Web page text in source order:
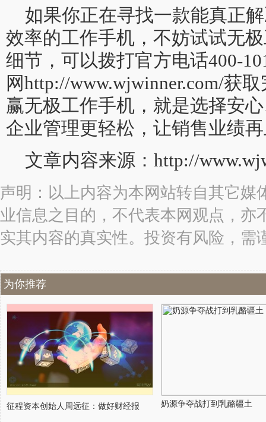
如果你正在寻找一款能真正
效率的工作手机，不妨试试无
细节，可以拨打官方电话400-
网http://www.wjwinner.com/获
赢无极工作手机，就是选择安
企业管理更轻松，让销售业绩
文章内容来源：http://
声明：以上内容为本网站转自其它媒
业信息之目的，不代表本网观点，亦
实其内容的真实性。投资有风险，需
为你推荐
征程资本创始人周远征：做好财经报 奶源争夺战打到乳酪疆土